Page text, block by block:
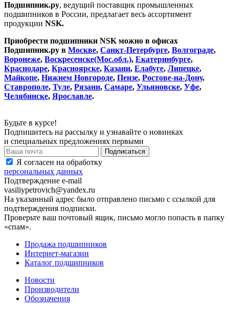
Подшипник.ру, ведущий поставщик промышленных
подшипников в России, предлагает весь ассортимент
продукции NSK.
Приобрести подшипники NSK можно в офисах
Подшипник.ру в Москве, Санкт-Петербургe, Волгограде,
Воронеже, Воскресенске(Мос.обл.), Екатеринбурге,
Краснодаре, Красноярске, Казани, Елабуге, Липецке,
Майкопе, Нижнем Новгороде, Пензе, Ростове-на-Дону,
Ставрополе, Туле, Рязани, Самаре, Ульяновске, Уфе,
Челябинске, Ярославле.
Будьте в курсе!
Подпишитесь на рассылку и узнавайте о новинках
и специальных предложениях первыми
Я согласен на обработку
персональных данных
Подтверждение e-mail
vasiliypetrovich@yandex.ru
На указанный адрес было отправлено письмо с ссылкой для
подтверждения подписки.
Проверьте ваш почтовый ящик, письмо могло попасть в папку
«спам».
Продажа подшипников
Интернет-магазин
Каталог подшипников
Новости
Производители
Обозначения